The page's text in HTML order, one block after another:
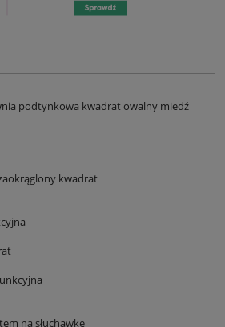
podtynkowa kwadrat owalny miedź
kwadrat
na słuchawkę